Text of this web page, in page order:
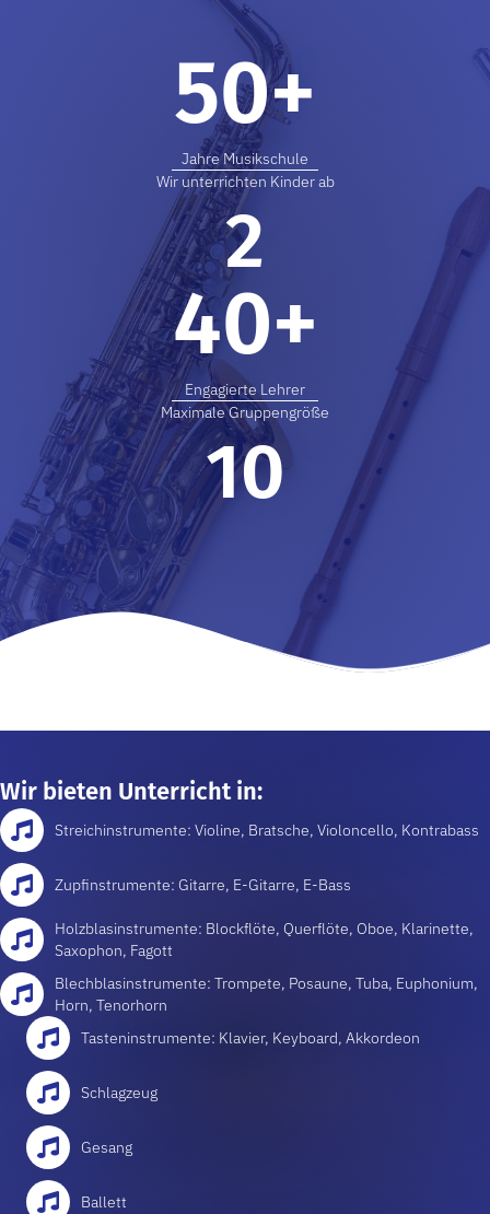
50+
Jahre Musikschule
Wir unterrichten Kinder ab
2
40+
Engagierte Lehrer
Maximale Gruppengröße
10
Wir bieten Unterricht in:
Streich­instrumente: Violine, Bratsche, Violoncello, Kontra­bass
Zupf­instrumente: Gitarre, E-Gitarre, E-Bass
Holzblas­instrumente: Blockflöte, Querflöte, Oboe, Klarinette,
Saxophon, Fagott
Blechblas­instrumente: Trompete, Posaune, Tuba, Euphonium,
Horn, Tenorhorn
Tasten­instrumente: Klavier, Keyboard, Akkordeon
Schlag­zeug
Gesang
Ballett